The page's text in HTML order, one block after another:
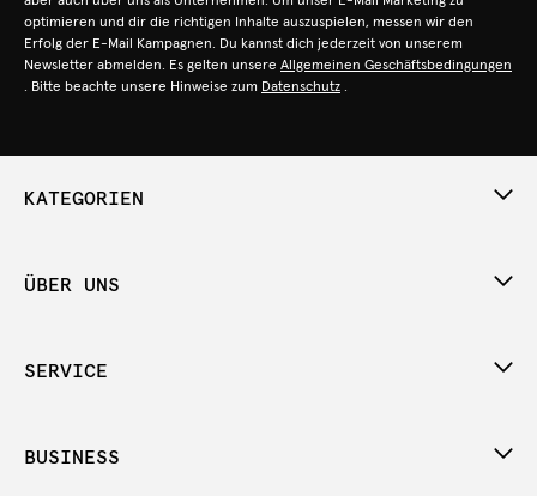
optimieren und dir die richtigen Inhalte auszuspielen, messen wir den
Erfolg der E-Mail Kampagnen. Du kannst dich jederzeit von unserem
Newsletter abmelden. Es gelten unsere Allgemeinen Geschäftsbedingungen
. Bitte beachte unsere Hinweise zum Datenschutz .
KATEGORIEN
ÜBER UNS
SERVICE
BUSINESS